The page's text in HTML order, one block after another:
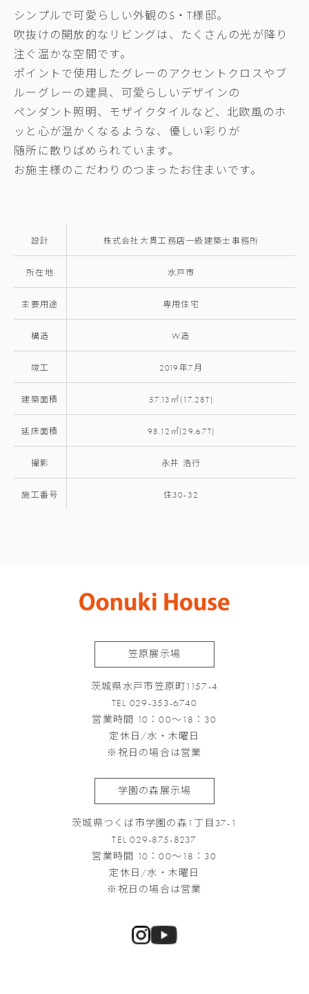
シンプルで可愛らしい外観のS・T様邸。
吹抜けの開放的なリビングは、たくさんの光が降り
注ぐ温かな空間です。
ポイントで使用したグレーのアクセントクロスやブ
ルーグレーの建具、可愛らしいデザインの
ペンダント照明、モザイクタイルなど、北欧風のホ
ッと心が温かくなるような、優しい彩りが
随所に散りばめられています。
お施主様のこだわりのつまったお住まいです。
設計 株式会社大貫工務店一級建築士事務所
所在地 水戸市
主要用途 専用住宅
構造 W造
竣工 2019年7月
建築面積 57.13㎡(17.28T)
延床面積 98.12㎡(29.67T)
撮影 永井 浩行
施工番号 住30-32
笠原展示場
茨城県水戸市笠原町1157-4
TEL 029-353-6740
営業時間 10：00～18：30
定休日/水・木曜日
※祝日の場合は営業
学園の森展示場
茨城県つくば市学園の森1丁目37-1
TEL 029-875-8237
営業時間 10：00～18：30
定休日/水・木曜日
※祝日の場合は営業